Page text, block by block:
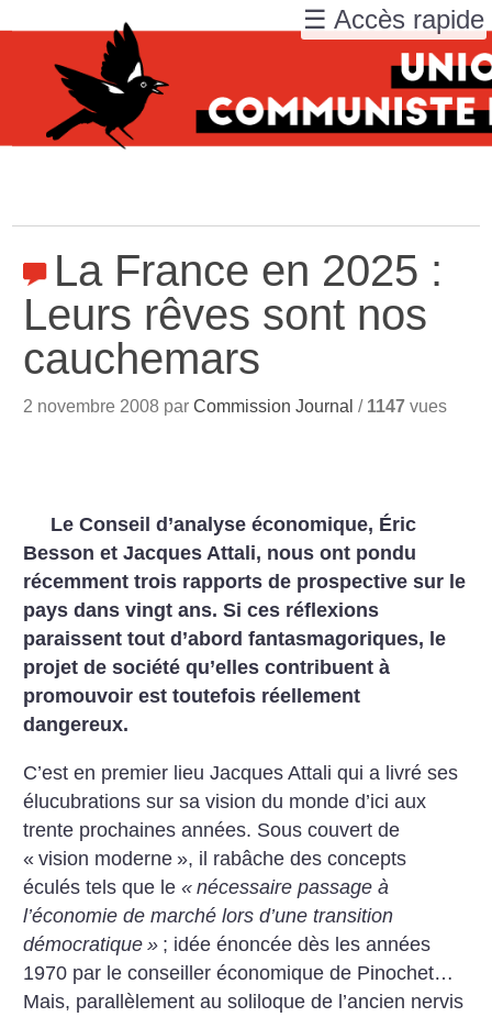
La France en 2025 :
Leurs rêves sont nos
cauchemars
2 novembre 2008 parCommission Journal / 1147 vues
Le Conseil d’analyse économique, Éric
Besson et Jacques Attali, nous ont pondu
récemment trois rapports de prospective sur le
pays dans vingt ans. Si ces réflexions
paraissent tout d’abord fantasmagoriques, le
projet de société qu’elles contribuent à
promouvoir est toutefois réellement
dangereux.
C’est en premier lieu Jacques Attali qui a livré ses
élucubrations sur sa vision du monde d’ici aux
trente prochaines années. Sous couvert de
« vision moderne », il rabâche des concepts
éculés tels que le « nécessaire passage à
l’économie de marché lors d’une transition
démocratique » ; idée énoncée dès les années
1970 par le conseiller économique de Pinochet…
Mais, parallèlement au soliloque de l’ancien nervis
☰ Accès rapide